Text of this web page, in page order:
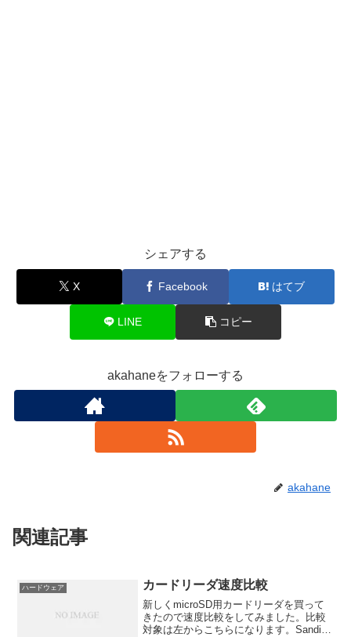
シェアする
X Facebook はてブ
LINE コピー
akahaneをフォローする
akahane
関連記事
ハードウェア カードリーダ速度比較
新しくmicroSD用カードリーダを買って
きたので速度比較をしてみました。比較
対象は左からこちらになります。Sandisk